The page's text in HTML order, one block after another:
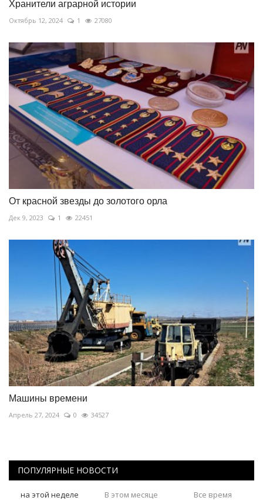
Хранители аграрной истории
Октябрь 12, 2024 1 27080
От красной звезды до золотого орла
Дек 9, 2023 1 22451
Машины времени
Апрель 27, 2024 0 34527
ПОПУЛЯРНЫЕ НОВОСТИ
на этой неделе В этом месяце Все время